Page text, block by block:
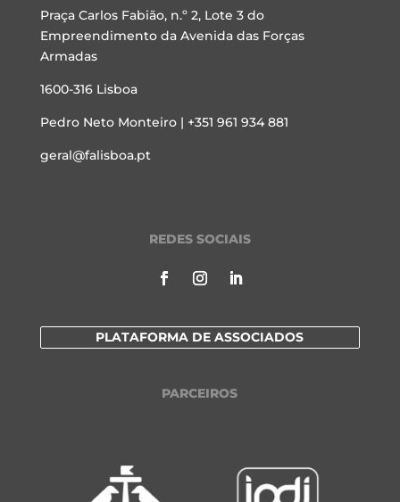
Praça Carlos Fabião, n.º 2, Lote 3 do
Empreendimento da Avenida das Forças
Armadas
1600-316 Lisboa
Pedro Neto Monteiro | +351 961 934 881
geral@falisboa.pt
REDES SOCIAIS
PLATAFORMA DE ASSOCIADOS
PARCEIROS